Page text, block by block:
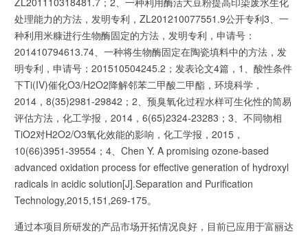
处理能力的方法，发明专利，ZL201210077551.9公开专利3、一
种利用米糠进行生物酶固定的方法，发明专利，申请号：
201410794613.74、一种将生物酶固定在陶瓷填料中的方法，发
明专利，申请号：201510504245.2；发表论文4篇，1、酸性条件
下Ti(IV)催化O3/H2O2降解邻苯二甲酸二甲酯，环境科学，
2014，8(35)2981-29842；2、预臭氧化过程水样可生化性的简易
评估方法，化工学报，2014，6(65)2324-23283；3、不同物相
TiO2对H2O2/O3氧化效能的影响，化工学报，2015，
10(66)3951-39554；4、Chen Y. A promising ozone-based
advanced oxidation process for effective generation of hydroxyl
radicals in acidic solution[J].Separation and Purification
Technology,2015,151,269-175。
通过本项目所研发的产品市场开拓情况良好，目前已应用于富丽达